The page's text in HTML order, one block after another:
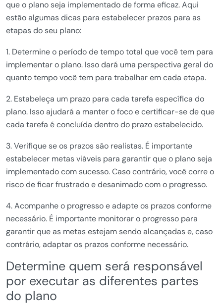
que o plano seja implementado de forma eficaz. Aqui
estão algumas dicas para estabelecer prazos para as
etapas do seu plano:
1. Determine o período de tempo total que você tem para
implementar o plano. Isso dará uma perspectiva geral do
quanto tempo você tem para trabalhar em cada etapa.
2. Estabeleça um prazo para cada tarefa específica do
plano. Isso ajudará a manter o foco e certificar-se de que
cada tarefa é concluída dentro do prazo estabelecido.
3. Verifique se os prazos são realistas. É importante
estabelecer metas viáveis para garantir que o plano seja
implementado com sucesso. Caso contrário, você corre o
risco de ficar frustrado e desanimado com o progresso.
4. Acompanhe o progresso e adapte os prazos conforme
necessário. É importante monitorar o progresso para
garantir que as metas estejam sendo alcançadas e, caso
contrário, adaptar os prazos conforme necessário.
Determine quem será responsável
por executar as diferentes partes
do plano